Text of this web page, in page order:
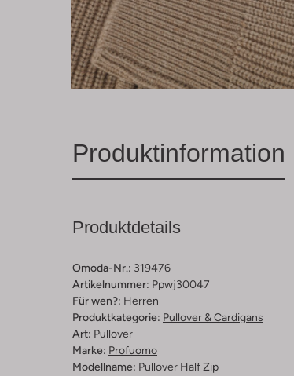
Produktinformation
Produktdetails
Omoda-Nr.: 319476
Artikelnummer: Ppwj30047
Für wen?: Herren
Produktkategorie: Pullover & Cardigans
Art: Pullover
Marke: Profuomo
Modellname: Pullover Half Zip